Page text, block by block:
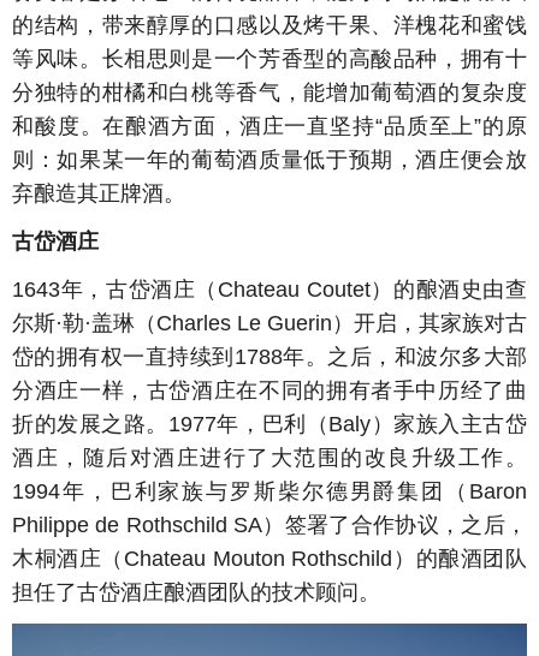
的结构，带来醇厚的口感以及烤干果、洋槐花和蜜饯
等风味。长相思则是一个芳香型的高酸品种，拥有十
分独特的柑橘和白桃等香气，能增加葡萄酒的复杂度
和酸度。在酿酒方面，酒庄一直坚持“品质至上”的原
则：如果某一年的葡萄酒质量低于预期，酒庄便会放
弃酿造其正牌酒。
古岱酒庄
1643年，古岱酒庄（Chateau Coutet）的酿酒史由查
尔斯·勒·盖琳（Charles Le Guerin）开启 ，其家族对古
岱的拥有权一直持续到1788年。之后，和波尔多大部
分酒庄一样，古岱酒庄在不同的拥有者手中历经了曲
折的发展之路。1977年，巴利（Baly）家族入主古岱
酒庄，随后对酒庄进行了大范围的改良升级工作。
1994年，巴利家族与罗斯柴尔德男爵集团（Baron
Philippe de Rothschild SA）签署了合作协议，之后，
木桐酒庄（Chateau Mouton Rothschild）的酿酒团队
担任了古岱酒庄酿酒团队的技术顾问。